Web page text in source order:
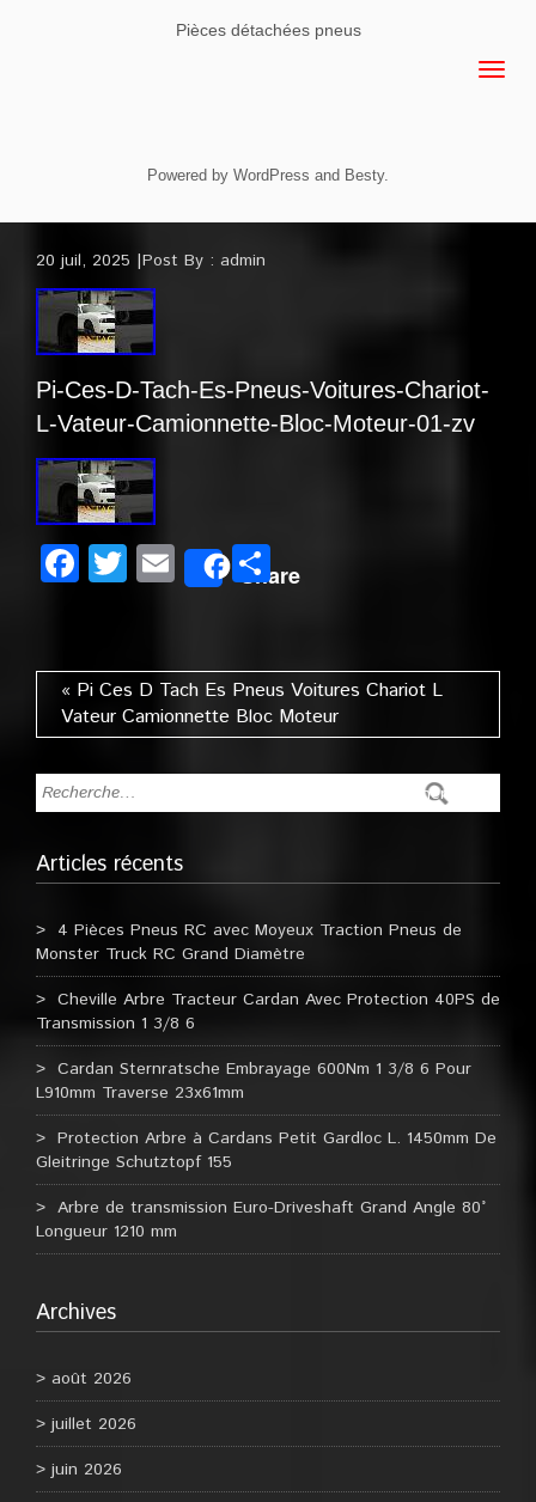
Pièces détachées pneus
Powered by WordPress and Besty.
20 juil, 2025 Post By : admin
Pi-Ces-D-Tach-Es-Pneus-Voitures-Chariot-
L-Vateur-Camionnette-Bloc-Moteur-01-zv
Facebook
Twitter
EmailSharePartager
« Pi Ces D Tach Es Pneus Voitures Chariot L
Vateur Camionnette Bloc Moteur
Articles récents
4 Pièces Pneus RC avec Moyeux Traction Pneus de
Monster Truck RC Grand Diamètre
Cheville Arbre Tracteur Cardan Avec Protection 40PS de
Transmission 1 3/8 6
Cardan Sternratsche Embrayage 600Nm 1 3/8 6 Pour
L910mm Traverse 23x61mm
Protection Arbre à Cardans Petit Gardloc L. 1450mm De
Gleitringe Schutztopf 155
Arbre de transmission Euro-Driveshaft Grand Angle 80°
Longueur 1210 mm
Archives
août 2026
juillet 2026
juin 2026